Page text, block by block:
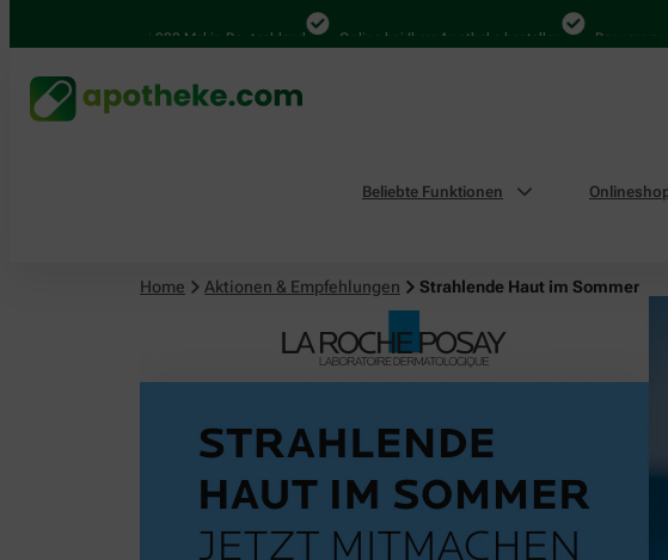
4.000 Mal in Deutschland Online bei Ihrer Apotheke bestellen Bequem
Beliebte Funktionen
Home Aktionen & Empfehlungen Strahlende Haut im Sommer